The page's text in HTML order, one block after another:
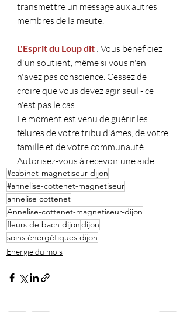
transmettre un message aux autres
membres de la meute.
L'Esprit du Loup dit : Vous bénéficiez
d'un soutient, même si vous n'en
n'avez pas conscience. Cessez de
croire que vous devez agir seul - ce
n'est pas le cas.
Le moment est venu de guérir les
fêlures de votre tribu d'âmes, de votre
famille et de votre communauté.
Autorisez-vous à recevoir une aide.
#cabinet-magnetiseur-dijon
#annelise-cottenet-magnetiseur
annelise cottenet
Annelise-cottenet-magnetiseur-dijon
fleurs de bach dijondijon
soins énergétiques dijon
Energie du mois